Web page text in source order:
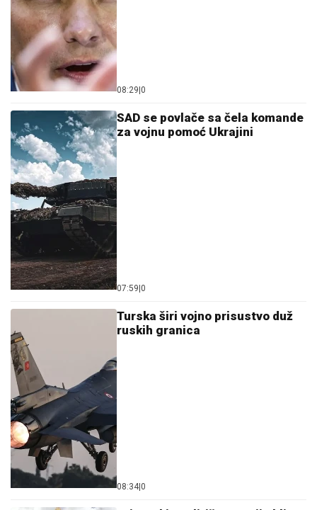
08:29|0
SAD se povlače sa čela komande
za vojnu pomoć Ukrajini
07:59|0
Turska širi vojno prisustvo duž
ruskih granica
08:34|0